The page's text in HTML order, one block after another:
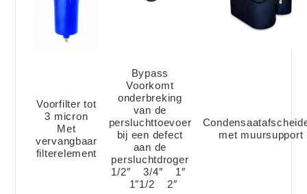
Voorfilter tot
3 micron
Met
vervangbaar
filterelement
Bypass
Voorkomt
onderbreking
van de
persluchttoevoer
bij een defect
aan de
persluchtdroger
1/2″ 3/4″ 1″
1″1/2 2″
met muursupport